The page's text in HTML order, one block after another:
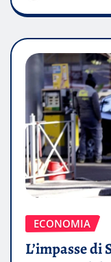
ECONOMIA
L’impasse di